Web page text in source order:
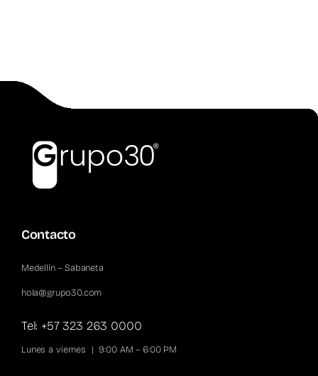
Contacto
Medellín – Sabaneta
hola@grupo30.com
Tel: +57 323 263 0000
Lunes a viernes | 9:00 AM – 6:00 PM